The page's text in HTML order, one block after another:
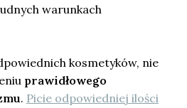
warunkach
kosmetyków, nie
prawidłowego
. Picie odpowiedniej ilości